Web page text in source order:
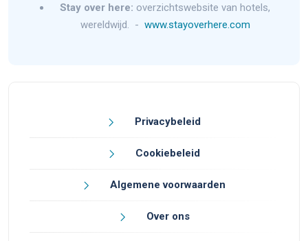
Stay over here: overzichtswebsite van hotels,
wereldwijd. - www.stayoverhere.com
Privacybeleid
Cookiebeleid
Algemene voorwaarden
Over ons